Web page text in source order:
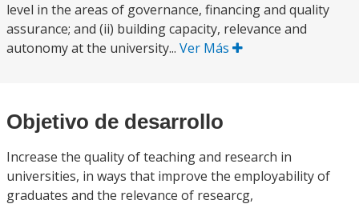
level in the areas of governance, financing and quality
assurance; and (ii) building capacity, relevance and
autonomy at the university... Ver Más
Objetivo de desarrollo
Increase the quality of teaching and research in
universities, in ways that improve the employability of
graduates and the relevance of researcg,